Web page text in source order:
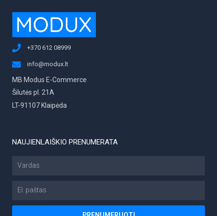
NAUJIENLAIŠKIO PRENUMERATA
Vardas
+370 612 08999
info@modux.lt
MB Modus E-Commerce
Šilutės pl. 21A
LT-91107 Klaipėda